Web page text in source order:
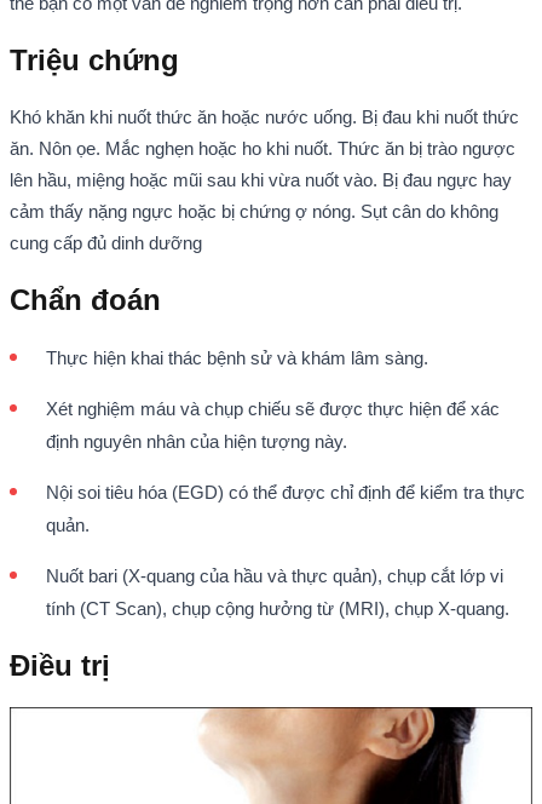
Triệu chứng
Khó khăn khi nuốt thức ăn hoặc nước uống. Bị đau khi nuốt thức
ăn. Nôn ọe. Mắc nghẹn hoặc ho khi nuốt. Thức ăn bị trào ngược
lên hầu, miệng hoặc mũi sau khi vừa nuốt vào. Bị đau ngực hay
cảm thấy nặng ngực hoặc bị chứng ợ nóng. Sụt cân do không
cung cấp đủ dinh dưỡng
Chẩn đoán
Thực hiện khai thác bệnh sử và khám lâm sàng.
Xét nghiệm máu và chụp chiếu sẽ được thực hiện để xác
định nguyên nhân của hiện tượng này.
Nội soi tiêu hóa (EGD) có thể được chỉ định để kiểm tra thực
quản.
Nuốt bari (X-quang của hầu và thực quản), chụp cắt lớp vi
tính (CT Scan), chụp cộng hưởng từ (MRI), chụp X-quang.
Điều trị